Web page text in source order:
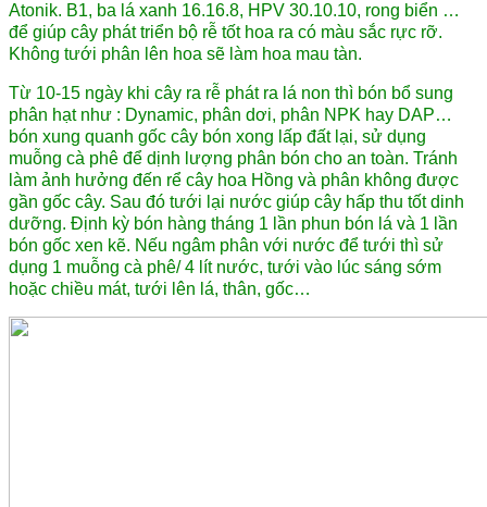
Atonik. B1, ba lá xanh 16.16.8, HPV 30.10.10, rong biển …
để giúp cây phát triển bộ rễ tốt hoa ra có màu sắc rực rỡ.
Không tưới phân lên hoa sẽ làm hoa mau tàn.
Từ 10-15 ngày khi cây ra rễ phát ra lá non thì bón bổ sung
phân hạt như : Dynamic, phân dơi, phân NPK hay DAP…
bón xung quanh gốc cây bón xong lấp đất lại, sử dụng
muỗng cà phê để dịnh lượng phân bón cho an toàn. Tránh
làm ảnh hưởng đến rể cây hoa Hồng và phân không được
gần gốc cây. Sau đó tưới lại nước giúp cây hấp thu tốt dinh
dưỡng. Định kỳ bón hàng tháng 1 lần phun bón lá và 1 lần
bón gốc xen kẽ. Nếu ngâm phân với nước để tưới thì sử
dụng 1 muỗng cà phê/ 4 lít nước, tưới vào lúc sáng sớm
hoặc chiều mát, tưới lên lá, thân, gốc…